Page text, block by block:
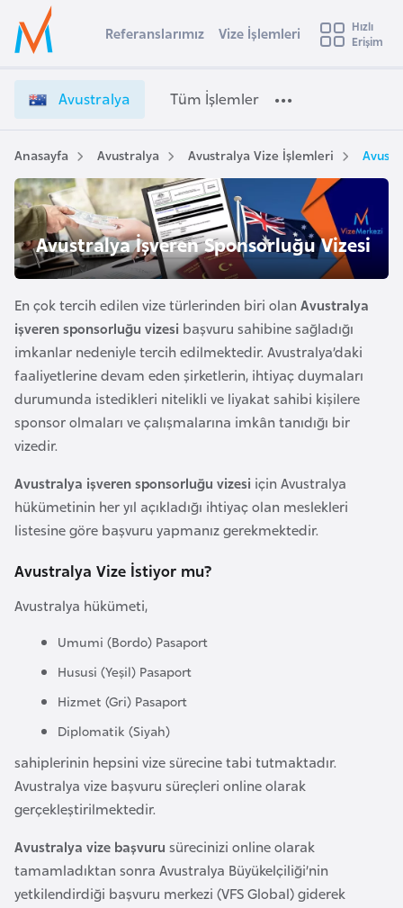
Ülke Seçimi
Başvuru yapmak istediğiniz ülkeyi seçin
Üye
Girişi
v
s
t
a
y
a
V
i
z
e
İ
e
m
r
i
e
t
i
Referanslarımız Vize İşlemleri
Hızlı
Erişim
Avustralya Tüm İşlemler
Anasayfa Avustralya Avustralya Vize İşlemleri
Avustralya İşveren Sponsorluğu Vizesi
En çok tercih edilen vize türlerinden biri olanAvustralya
işveren sponsorluğu vizesi başvuru sahibine sağladığı
imkanlar nedeniyle tercih edilmektedir. Avustralya’daki
faaliyetlerine devam eden şirketlerin, ihtiyaç duymaları
durumunda istedikleri nitelikli ve liyakat sahibi kişilere
sponsor olmaları ve çalışmalarına imkân tanıdığı bir
vizedir.
Avustralya işveren sponsorluğu vizesi için Avustralya
hükümetinin her yıl açıkladığı ihtiyaç olan meslekleri
listesine göre başvuru yapmanız gerekmektedir.
Avustralya Vize İstiyor mu?
Avustralya hükümeti,
Umumi (Bordo) Pasaport
Hususi (Yeşil) Pasaport
Hizmet (Gri) Pasaport
Diplomatik (Siyah)
sahiplerinin hepsini vize sürecine tabi tutmaktadır.
Avustralya vize başvuru süreçleri online olarak
gerçekleştirilmektedir.
Avustralya vize başvuru sürecinizi online olarak
tamamladıktan sonra Avustralya Büyükelçiliği’nin
yetkilendirdiği başvuru merkezi (VFS Global) giderek
s
t
r
a
A
v
u
t
u
r
y
a
z
e
r
a
y
h
r
e
y
n